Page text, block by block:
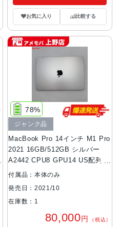
お気に入り 比較する
MacBook Pro 14インチ M1 Pro
2021 16GB/512GB シルバー
A2442 CPU8 GPU14 US配列
ジャンク品
78%
ジャンク品
付属品：本体のみ
発売日：2021/10
在庫数：1
80,000円 （税込）